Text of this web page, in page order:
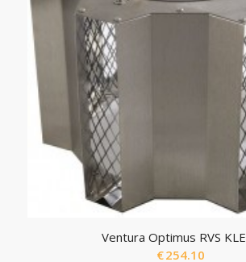
Ventura Optimus RVS
€254.10